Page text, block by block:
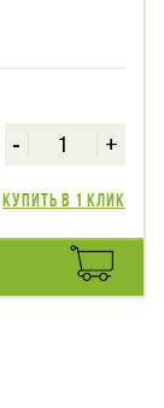
- +
Купить в 1 клик